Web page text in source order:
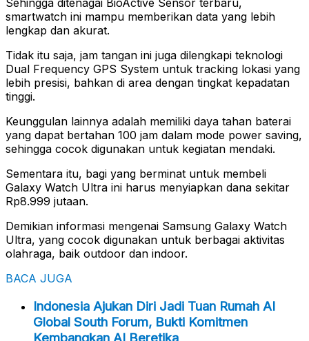
smartwatch ini mampu memberikan data yang lebih
lengkap dan akurat.
Tidak itu saja, jam tangan ini juga dilengkapi teknologi
Dual Frequency GPS System untuk tracking lokasi yang
lebih presisi, bahkan di area dengan tingkat kepadatan
tinggi.
Keunggulan lainnya adalah memiliki daya tahan baterai
yang dapat bertahan 100 jam dalam mode power saving,
sehingga cocok digunakan untuk kegiatan mendaki.
Sementara itu, bagi yang berminat untuk membeli
Galaxy Watch Ultra ini harus menyiapkan dana sekitar
Rp8.999 jutaan.
Demikian informasi mengenai Samsung Galaxy Watch
Ultra, yang cocok digunakan untuk berbagai aktivitas
olahraga, baik outdoor dan indoor.
BACA JUGA
Indonesia Ajukan Diri Jadi Tuan Rumah AI
Global South Forum, Bukti Komitmen
Kembangkan AI Beretika